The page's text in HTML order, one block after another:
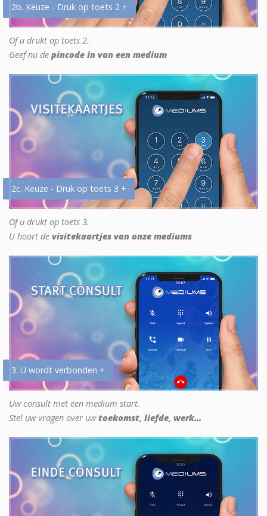
2b. Keuze - Druk op toets 2 +
Of u drukt op toets 2.
Geef nu de pincode in van een medium
2c. Keuze - Druk op toets 3 +
Of u drukt op toets 3.
U hoort de visitekaartjes van onze mediums
3. U wordt verbonden +
Uw consult met een medium start.
Stel uw vragen over uwtoekomst, liefde, werk...